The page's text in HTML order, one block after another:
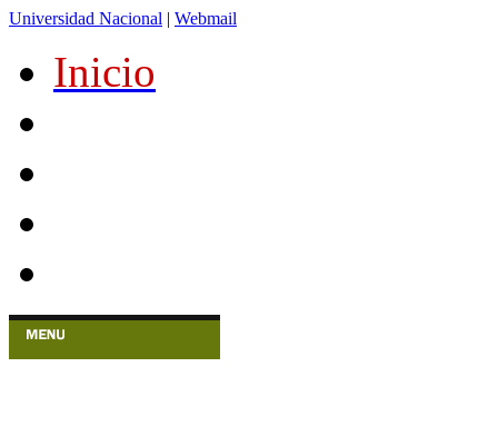
Universidad Nacional | Webmail
Inicio